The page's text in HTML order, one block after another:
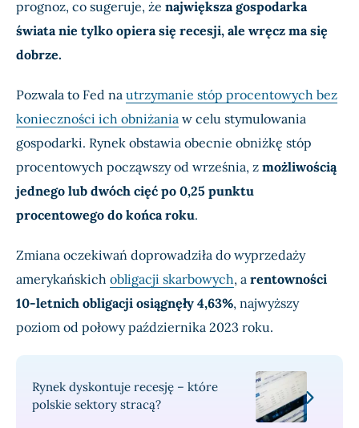
prognoz, co sugeruje, że największa gospodarka
świata nie tylko opiera się recesji, ale wręcz ma się
dobrze.
Pozwala to Fed na utrzymanie stóp procentowych bez
konieczności ich obniżania w celu stymulowania
gospodarki. Rynek obstawia obecnie obniżkę stóp
procentowych począwszy od września, z możliwością
jednego lub dwóch cięć po 0,25 punktu
procentowego do końca roku.
Zmiana oczekiwań doprowadziła do wyprzedaży
amerykańskich obligacji skarbowych, a rentowności
10-letnich obligacji osiągnęły 4,63%, najwyższy
poziom od połowy października 2023 roku.
Rynek dyskontuje recesję – które
polskie sektory stracą?